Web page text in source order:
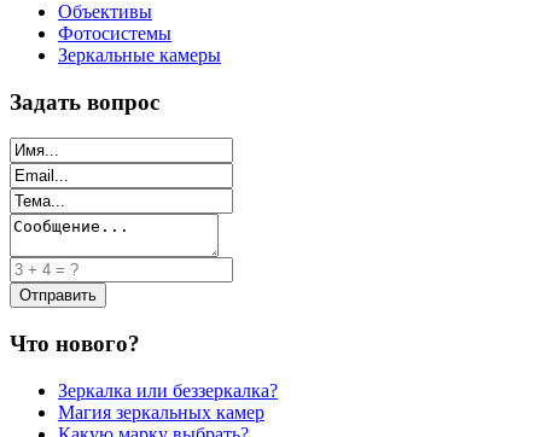
Объективы
Фотосистемы
Зеркальные камеры
Задать вопрос
Что нового?
Зеркалка или беззеркалка?
Магия зеркальных камер